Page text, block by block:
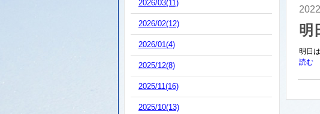
2026/03(11)
2026/02(12)
2026/01(4)
2025/12(8)
2025/11(16)
2025/10(13)
明
明日
読む